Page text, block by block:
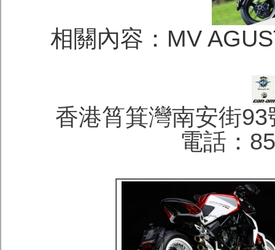
相關內容：MV
香港筲箕灣南安街
電話：